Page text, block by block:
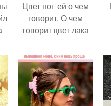
Цвет ногтей о чем
говорит. О чем
говорит цвет лака